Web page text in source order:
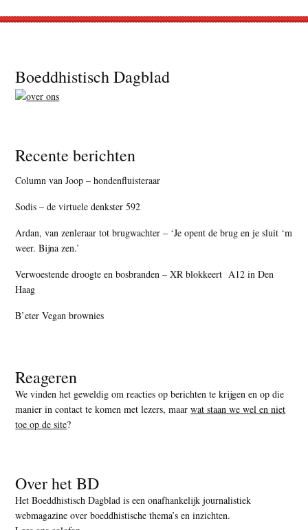
Footer
Boeddhistisch Dagblad
Recente berichten
Column van Joop – hondenfluisteraar
Sodis – de virtuele denkster 592
Ardan, van zenleraar tot brugwachter – ‘Je opent de brug en je sluit ‘m
weer. Bijna zen.’
Verwoestende droogte en bosbranden – XR blokkeert A12 in Den
Haag
B’eter Vegan brownies
Reageren
We vinden het geweldig om reacties op berichten te krijgen en op die
manier in contact te komen met lezers, maarwat staan we wel en niet
toe op de site?
Over het BD
Het Boeddhistisch Dagblad is een onafhankelijk journalistiek
webmagazine over boeddhistische thema’s en inzichten.